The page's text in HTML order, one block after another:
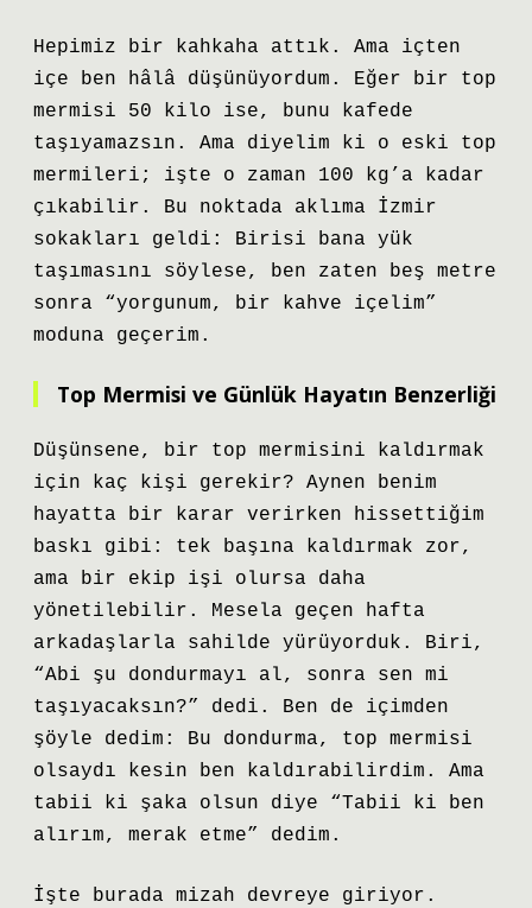
Hepimiz bir kahkaha attık. Ama içten
içe ben hâlâ düşünüyordum. Eğer bir top
mermisi 50 kilo ise, bunu kafede
taşıyamazsın. Ama diyelim ki o eski top
mermileri; işte o zaman 100 kg’a kadar
çıkabilir. Bu noktada aklıma İzmir
sokakları geldi: Birisi bana yük
taşımasını söylese, ben zaten beş metre
sonra “yorgunum, bir kahve içelim”
moduna geçerim.
Top Mermisi ve Günlük Hayatın Benzerliği
Düşünsene, bir top mermisini kaldırmak
için kaç kişi gerekir? Aynen benim
hayatta bir karar verirken hissettiğim
baskı gibi: tek başına kaldırmak zor,
ama bir ekip işi olursa daha
yönetilebilir. Mesela geçen hafta
arkadaşlarla sahilde yürüyorduk. Biri,
“Abi şu dondurmayı al, sonra sen mi
taşıyacaksın?” dedi. Ben de içimden
şöyle dedim: Bu dondurma, top mermisi
olsaydı kesin ben kaldırabilirdim. Ama
tabii ki şaka olsun diye “Tabii ki ben
alırım, merak etme” dedim.
İşte burada mizah devreye giriyor.